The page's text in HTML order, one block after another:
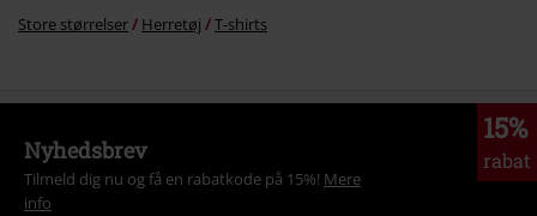
Store størrelser Herretøj T-shirts
15%
rabat
Nyhedsbrev
Tilmeld dig nu og få en rabatkode på 15%! Mere
info